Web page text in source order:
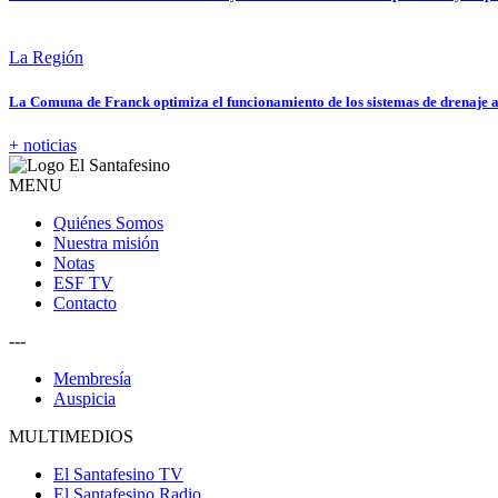
La Región
La Comuna de Franck optimiza el funcionamiento de los sistemas de drenaje
+ noticias
MENU
Quiénes Somos
Nuestra misión
Notas
ESF TV
Contacto
---
Membresía
Auspicia
MULTIMEDIOS
El Santafesino TV
El Santafesino Radio